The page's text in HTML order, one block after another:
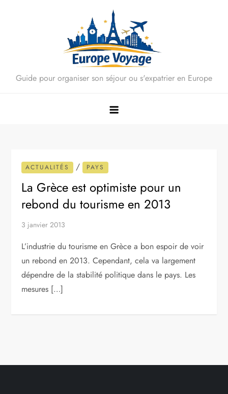
Guide pour organiser son séjour ou s'expatrier en Europe
ACTUALITÉS / PAYS
La Grèce est optimiste pour un
rebond du tourisme en 2013
3 janvier 2013
L’industrie du tourisme en Grèce a bon espoir de voir
un rebond en 2013. Cependant, cela va largement
dépendre de la stabilité politique dans le pays. Les
mesures […]